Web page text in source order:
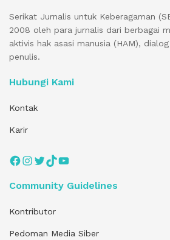
Serikat Jurnalis untuk Keberagaman
2008 oleh para jurnalis dari berbagai
aktivis hak asasi manusia (HAM),
penulis.
Hubungi Kami
Kontak
Karir
Facebook
Instagram
Twitter
TikTokYouTube
Community Guidelines
Kontributor
Pedoman Media Siber